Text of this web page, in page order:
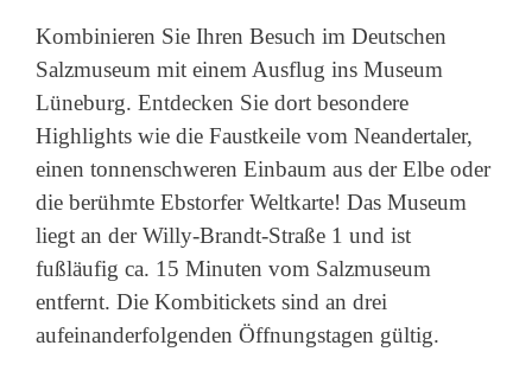
Kombinieren Sie Ihren Besuch im Deutschen
Salzmuseum mit einem Ausflug ins Museum
Lüneburg. Entdecken Sie dort besondere
Highlights wie die Faustkeile vom Neandertaler,
einen tonnenschweren Einbaum aus der Elbe oder
die berühmte Ebstorfer Weltkarte! Das Museum
liegt an der Willy-Brandt-Straße 1 und ist
fußläufig ca. 15 Minuten vom Salzmuseum
entfernt. Die Kombitickets sind an drei
aufeinanderfolgenden Öffnungstagen gültig.